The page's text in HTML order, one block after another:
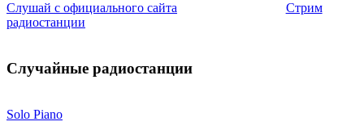
Слушай с официального сайта
Стрим
радиостанции
Случайные радиостанции
Solo Piano